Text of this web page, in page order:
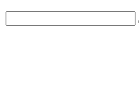
for: